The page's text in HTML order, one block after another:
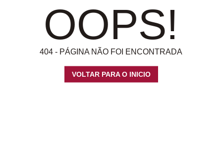
OOPS!
404 - PÁGINA NÃO FOI ENCONTRADA
VOLTAR PARA O INICIO